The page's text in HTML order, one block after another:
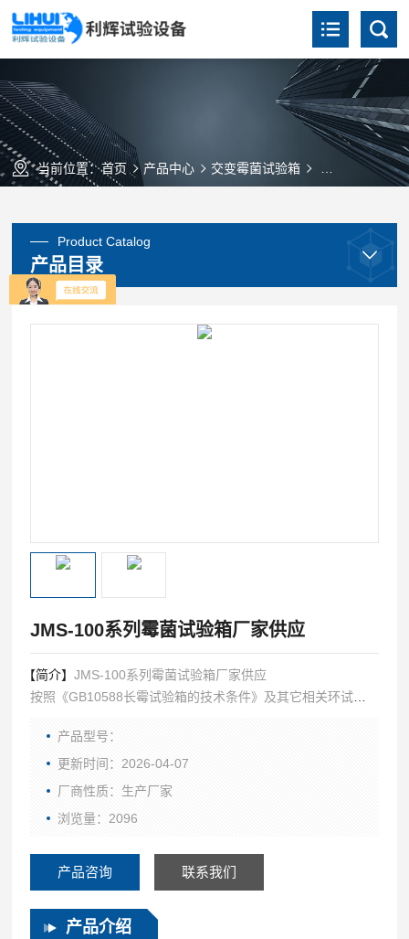
当前位置：首页 产品中心 交变霉菌试验箱 （交变）霉菌
Product Catalog
产品目录
JMS-100系列霉菌试验箱厂家供应
【简介】JMS-100系列霉菌试验箱厂家供应
按照《GB10588长霉试验箱的技术条件》及其它相关环试标
件等），结合自身的技术特点、设计制造
产品型号：
更新时间：2026-04-07
厂商性质：生产厂家
浏览量：2096
产品咨询 联系我们
产品介绍